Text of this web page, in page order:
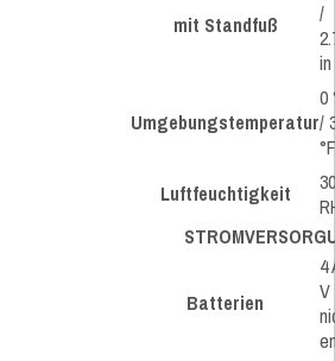
mit Standfuß
/
in
Umgebungstemperatur
0
/
°F
Luftfeuchtigkeit
Batterien
4
V